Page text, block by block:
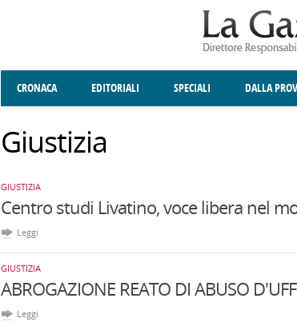
CRONACA EDITORIALI SPECIALI DALLA
Giustizia
GIUSTIZIA
Centro studi Livatino, voce libera nel
Leggi
GIUSTIZIA
ABROGAZIONE REATO DI ABUSO
Leggi